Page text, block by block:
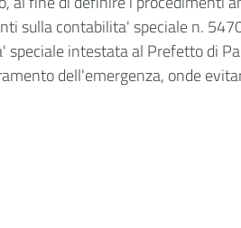
sulla contabilita' speciale n.
intestata al Prefetto di
dell'emergenza, onde